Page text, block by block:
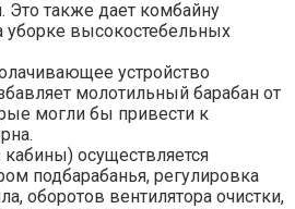
также дает комбайну
уборке высокостебельных
устройство
молотильный барабан от
могли бы привести к
осуществляется
подбарабанья, регулировка
оборотов вентилятора очистки,